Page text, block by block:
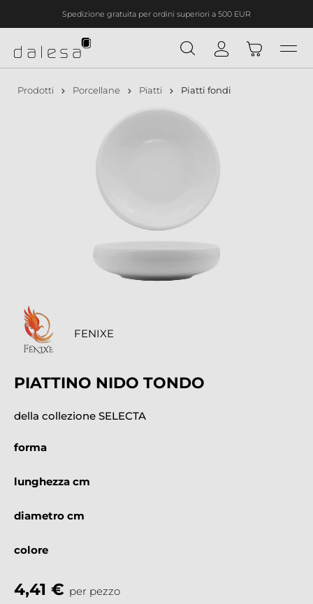
principaleSpedizione gratuita per ordini superiori a 500 EUR
Prodotti Porcellane Piatti Piatti fondi
FENIXE
PIATTINO NIDO TONDO
della collezione SELECTA
4,41 € per pezzo
forma
lunghezza cm
diametro cm
colore